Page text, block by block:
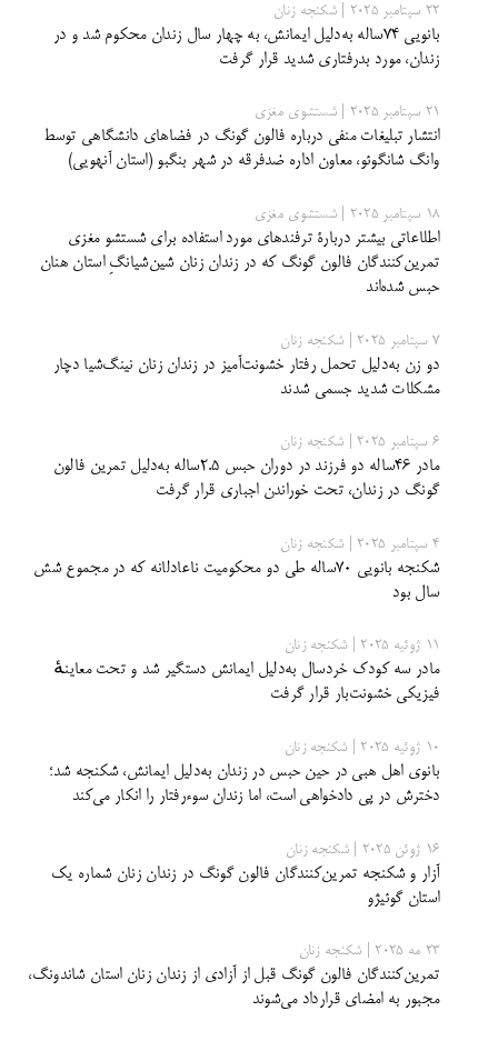
22 سپتامبر 2025 | شکنجه زنان
بانویی ۷۴ساله به‌دلیل ایمانش، به چهار سال زندان محکوم شد و در
زندان، مورد بدرفتاری شدید قرار گرفت
21 سپتامبر 2025 | شستشوی مغزی
انتشار تبلیغات منفی درباره فالون گونگ در فضاهای دانشگاهی توسط
وانگ شانگوئو، معاون اداره ضدفرقه در شهر بنگبو (استان آنهویی)
18 سپتامبر 2025 | شستشوی مغزی
اطلاعاتی بیشتر دربارۀ ترفند‌های مورد استفاده برای شستشو مغزی
تمرین‌کنندگان فالون گونگ که در زندان زنان شین‌شیانگِ استان هنان
حبس شده‌اند
7 سپتامبر 2025 | شکنجه زنان
دو زن به‌دلیل تحمل رفتار خشونت‌آمیز در زندان زنان نینگ‌شیا دچار
مشکلات شدید جسمی شدند
6 سپتامبر 2025 | شکنجه زنان
مادر ۴۶ساله دو فرزند در دوران حبس ۲.۵ساله به‌دلیل تمرین فالون
گونگ در زندان، تحت خوراندن اجباری قرار گرفت
4 سپتامبر 2025 | شکنجه زنان
شکنجه بانویی ۷۰ساله طی دو محکومیت ناعادلانه که در مجموع شش
‌سال بود
11 ژوئیه 2025 | شکنجه زنان
مادر سه کودک خردسال به‌دلیل ایمانش دستگیر شد و تحت معاینهٔ
فیزیکی خشونت‌بار قرار گرفت
10 ژوئیه 2025 | شکنجه زنان
بانوی اهل هبی در حین حبس در زندان به‌دلیل ایمانش، شکنجه شد؛
دخترش در پی دادخواهی است، اما زندان سوءرفتار را انکار می‌کند
16 ژوئن 2025 | شکنجه زنان
آزار و شکنجه تمرین‌کنندگان فالون گونگ در زندان زنان شماره یک
استان گوئیژو
23 مه 2025 | شکنجه زنان
تمرین‌کنندگان فالون گونگ قبل از آزادی از زندان زنان استان شاندونگ،
مجبور به امضای قرارداد می‌شوند